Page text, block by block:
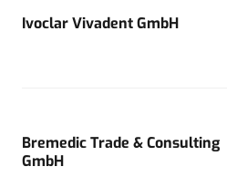
Ivoclar Vivadent GmbH
Bremedic Trade & Consulting
GmbH